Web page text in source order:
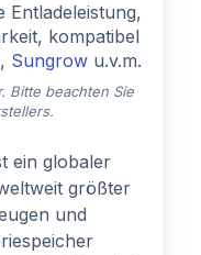
Entladeleistung,
kompatibel
, Sungrow u.v.m.
Bitte beachten Sie
ein globaler
größter
und